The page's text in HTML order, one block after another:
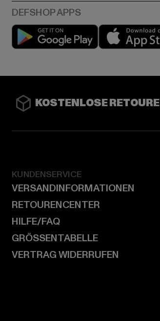
Play market
KOSTENLOSE RETOURE
KUNDENSERVICE
VERSANDINFORMATIONEN
RETOURENCENTER
HILFE/FAQ
GRÖSSENTABELLE
VERTRAG WIDERRUFEN